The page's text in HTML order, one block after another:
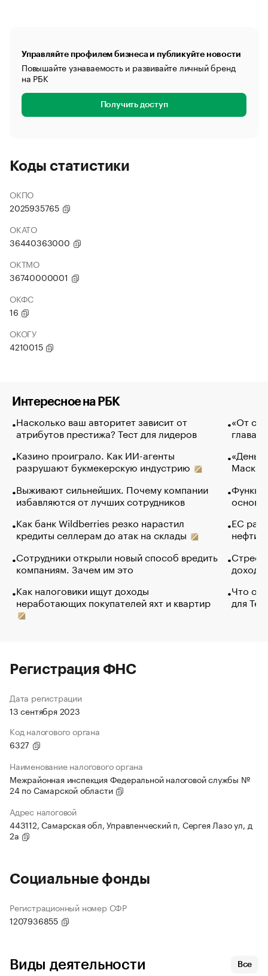
Управляйте профилем бизнеса и публикуйте новости
Повышайте узнаваемость и развивайте личный бренд
на РБК
Получить доступ
Коды статистики
ОКПО
2025935765
ОКАТО
36440363000
ОКТМО
36740000001
ОКФС
16
ОКОГУ
4210015
Интересное на РБК
Насколько ваш авторитет зависит от
атрибутов престижа? Тест для лидеров
Казино проиграло. Как ИИ-агенты
разрушают букмекерскую индустрию
Выживают сильнейших. Почему компании
избавляются от лучших сотрудников
Как банк Wildberries резко нарастил
кредиты селлерам до атак на склады
Сотрудники открыли новый способ вредить
компаниям. Зачем им это
Как налоговики ищут доходы
неработающих покупателей яхт и квартир
«От
глава
Маск в
основ
ЕС
нефти
Что
для
Регистрация ФНС
Дата регистрации
13 сентября 2023
Код налогового органа
6327
Наименование налогового органа
Межрайонная инспекция Федеральной налоговой службы №
24 по Самарской области
Адрес налоговой
443112, Самарская обл, Управленческий п, Сергея Лазо ул, д
2а
Социальные фонды
Регистрационный номер СФР
1207936855
Виды деятельности Все